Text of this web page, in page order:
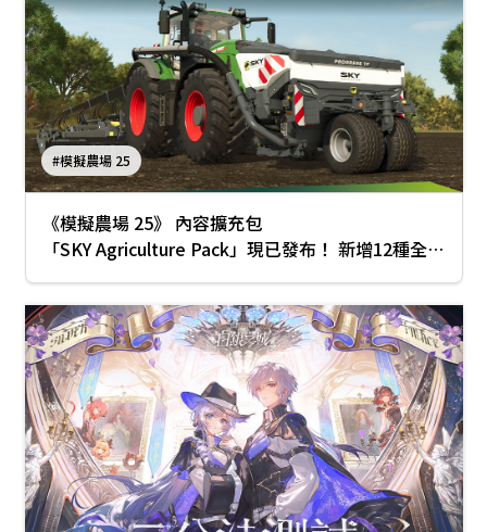
#模擬農場 25
《模擬農場 25》 內容擴充包
「SKY Agriculture Pack」現已發布！ 新增12種全新